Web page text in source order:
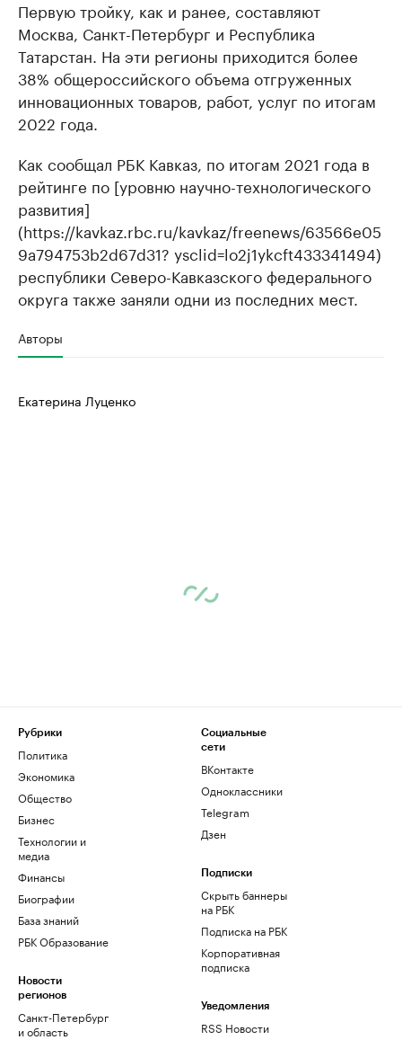
Первую тройку, как и ранее, составляют
Москва, Санкт-Петербург и Республика
Татарстан. На эти регионы приходится более
38% общероссийского объема отгруженных
инновационных товаров, работ, услуг по итогам
2022 года.
Как сообщал РБК Кавказ, по итогам 2021 года в
рейтинге по [уровню научно-технологического
развития]
(https://kavkaz.rbc.ru/kavkaz/freenews/63566e05
9a794753b2d67d31? ysclid=lo2j1ykcft433341494)
республики Северо-Кавказского федерального
округа также заняли одни из последних мест.
Авторы
Екатерина Луценко
Рубрики
Политика
Экономика
Общество
Бизнес
Технологии и
медиа
Финансы
Биографии
База знаний
РБК Образование
Новости
регионов
Санкт-Петербург
и область
Социальные
сети
ВКонтакте
Одноклассники
Telegram
Дзен
Подписки
Скрыть баннеры
на РБК
Подписка на РБК
Корпоративная
подписка
Уведомления
RSS Новости